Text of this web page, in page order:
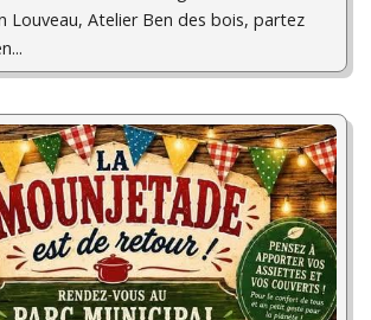
Louveau, Atelier Ben des bois, partez